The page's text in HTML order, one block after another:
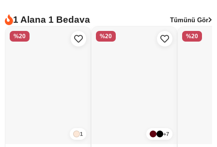
1 Alana 1 Bedava Tümünü Gör
%20
1
%20
+7
%20